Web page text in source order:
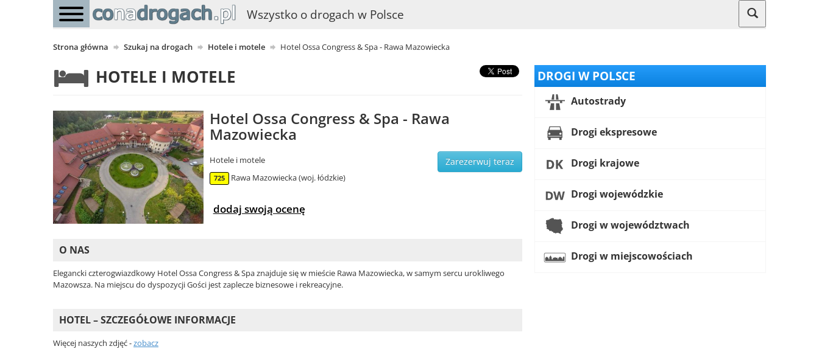
Wszystko o drogach w Polsce
Strona główna Szukaj na drogach Hotele i motele Hotel Ossa Congress & Spa - Rawa Mazowiecka
HOTELE I MOTELE
Hotel Ossa Congress & Spa - Rawa
Mazowiecka
Zarezerwuj teraz
Hotele i motele
725 Rawa Mazowiecka (woj. łódzkie)
dodaj swoją ocenę
O NAS
Elegancki czterogwiazdkowy Hotel Ossa Congress & Spa znajduje się w mieście Rawa Mazowiecka, w samym sercu urokliwego
Mazowsza. Na miejscu do dyspozycji Gości jest zaplecze biznesowe i rekreacyjne.
HOTEL – SZCZEGÓŁOWE INFORMACJE
Więcej naszych zdjęć -zobacz
DROGI W POLSCE
Autostrady
Drogi ekspresowe
Drogi krajowe
Drogi wojewódzkie
Drogi w województwach
Drogi w miejscowościach